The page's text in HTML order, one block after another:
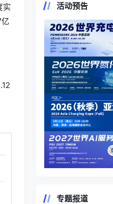
实
活动预告
专题报道